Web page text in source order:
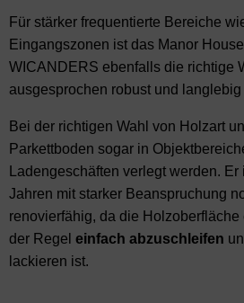
Für stärker frequentierte Bereiche
Eingangszonen ist das Manor
WICANDERS ebenfalls die richtige
ausgesprochen robust und langlebig
Bei der richtigen Wahl von Holzart
Parkettboden sogar in
Ladengeschäften verlegt werden.
Jahren mit starker Beanspruchung
renovierfähig, da die
der Regel einfach abzuschleifen
lackieren ist.